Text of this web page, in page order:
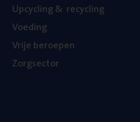
Upcy­cling& recycling
Voe­ding
Vrije beroe­pen
Zorg­sec­tor